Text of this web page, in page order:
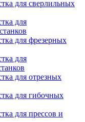
для сверлильных
для
для фрезерных
для
для отрезных
для гибочных
для прессов и